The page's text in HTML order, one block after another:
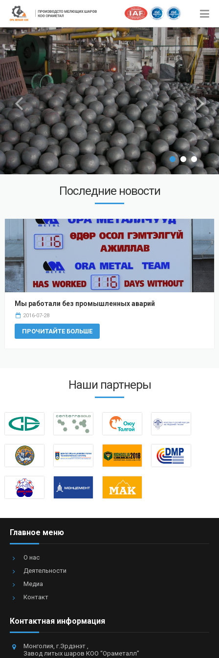
Последние новости
Мы работали без промышленных аварий
2016-07-28
ПРОЧИТАЙТЕ БОЛЬШЕ
Наши партнеры
Главное меню
О нас
Деятельности
Медиа
Контакт
Контактная информация
Монголия, г.Эрдэнэт ,
Завод литых шаров КОО “Ораметалл”